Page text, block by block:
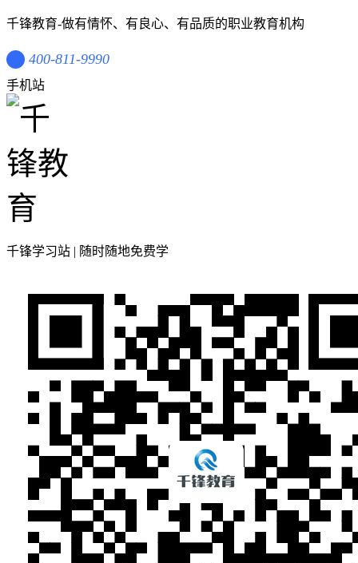
千锋教育-做有情怀、有良心、有品质的职业教育机构
400-811-9990
手机站
千锋学习站 | 随时随地免费学